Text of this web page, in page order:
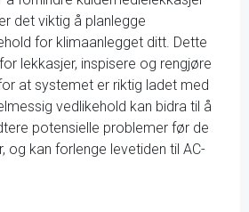
det viktig å planlegge
for klimaanlegget ditt. Dette
lekkasjer, inspisere og rengjøre
at systemet er riktig ladet med
vedlikehold kan bidra til å
potensielle problemer før de
og kan forlenge levetiden til AC-